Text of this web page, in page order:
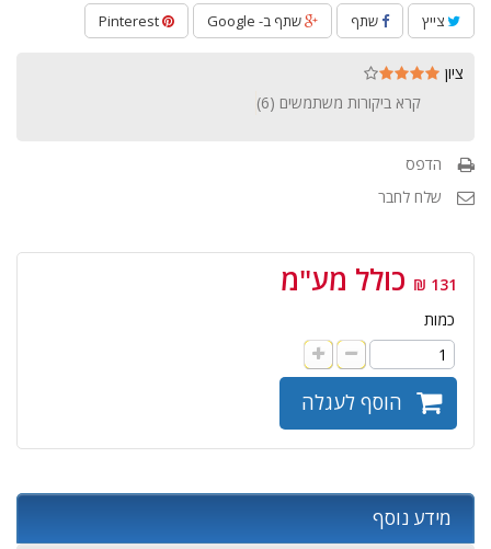
צייץ שתף שתף ב- Google
ציון
קרא ביקורות משתמשים (6
)
הדפס
שלח לחבר
131 ₪ כולל מע"מ
כמות
הוסף לעגלה
מידע נוסף